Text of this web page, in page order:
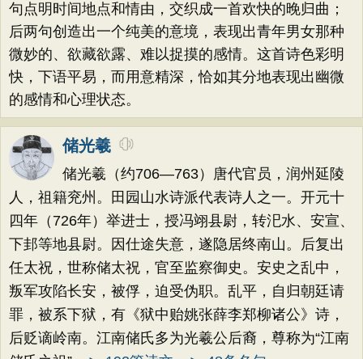
句点明时间地点和情由，交织成一首欢快的晚归曲；
后两句创造出一个纯美的意境，表现出青年男女那种
微妙的、欲藏欲露、难以捉摸的感情。这首诗色彩明
快，下语平易，而用意精深，恰如其分地表现出幽微
的感情和心理状态。
储光羲
储光羲（约706—763）唐代官员，润州延陵
人，祖籍兖州。田园山水诗派代表诗人之一。开元十
四年（726年）举进士，授冯翊县尉，转汜水、安宣、
下邽等地县尉。因仕途失意，遂隐居终南山。后复出
任太祝，世称储太祝，官至监察御史。安史之乱中，
叛军攻陷长安，被俘，迫受伪职。乱平，自归朝廷请
罪，被系下狱，有《狱中贻姚张薛李郑柳诸公》诗，
后贬谪岭南。江南储氏多为光羲公后裔，尊称为“江南